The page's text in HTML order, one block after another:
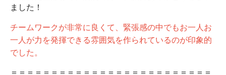
ました！
チームワークが非常に良くて、緊張感の中でもお一人お
一人が力を発揮できる雰囲気を作られているのが印象的
でした。
＝＝＝＝＝＝＝＝＝＝＝＝＝＝＝＝＝＝＝＝＝＝＝＝＝